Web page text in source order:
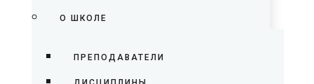
О ШКОЛЕ
ПРЕПОДАВАТЕЛИ